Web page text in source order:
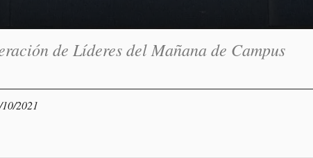
de Líderes del Mañana de Campus
2021